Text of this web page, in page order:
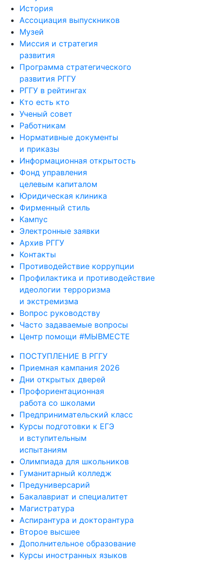
История
Ассоциация выпускников
Музей
Миссия и стратегия
развития
Программа стратегического
развития РГГУ
РГГУ в рейтингах
Кто есть кто
Ученый совет
Работникам
Нормативные документы
и приказы
Информационная открытость
Фонд управления
целевым капиталом
Юридическая клиника
Фирменный стиль
Кампус
Электронные заявки
Архив РГГУ
Контакты
Противодействие коррупции
Профилактика и противодействие
идеологии терроризма
и экстремизма
Вопрос руководству
Часто задаваемые вопросы
Центр помощи #МЫВМЕСТЕ
ПОСТУПЛЕНИЕ В РГГУ
Приемная кампания 2026
Дни открытых дверей
Профориентационная
работа со школами
Предпринимательский класс
Курсы подготовки к ЕГЭ
и вступительным
испытаниям
Олимпиада для школьников
Гуманитарный колледж
Предуниверсарий
Бакалавриат и специалитет
Магистратура
Аспирантура и докторантура
Второе высшее
Дополнительное образование
Курсы иностранных языков